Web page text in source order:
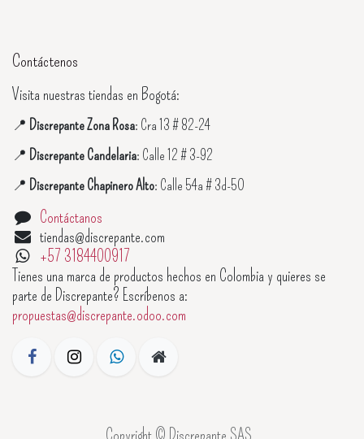
Contáctenos
Visita nuestras tiendas en Bogotá:
📍 Discrepante Zona Rosa: Cra 13 # 82-24
📍 Discrepante Candelaria: Calle 12 # 3-92
📍 Discrepante Chapinero Alto: Calle 54a # 3d-50
Contáctanos
tiendas@discrepante.com
+57 3184400917
Tienes una marca de productos hechos en Colombia y quieres se
parte de Discrepante? Escríbenos a:
propuestas@discrepante.odoo.com